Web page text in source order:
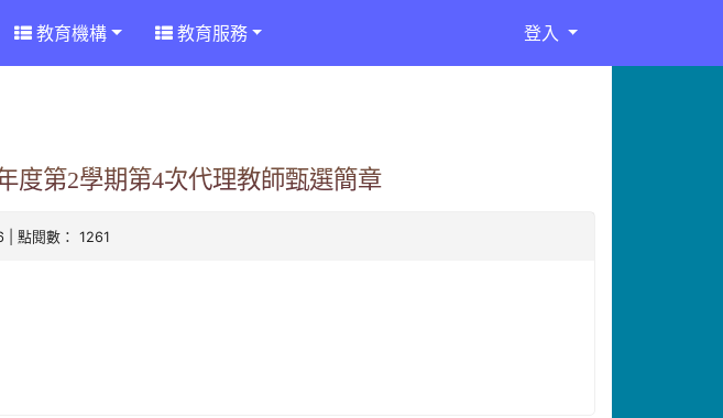
教育機構 教育服務 登入
度第2學期第4次代理教師甄選簡章
| 點閱數： 1261